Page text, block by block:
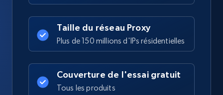
Taille du réseau Proxy
Plus de 150 millions d'IPs résidentielles
Couverture de l'essai gratuit
Tous les produits